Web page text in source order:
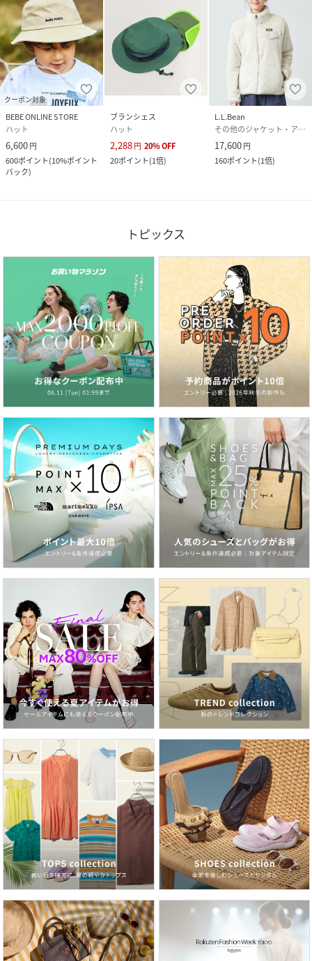
クーポン対象
BEBE ONLINE STORE
ハット
6,600円
600ポイント(10%ポイント
バック)
ブランシェス
ハット
2,288円 20%OFF
20ポイント(1倍)
L.L.Bean
その他のジャケット・アウター
17,600円
160ポイント(1倍)
トピックス